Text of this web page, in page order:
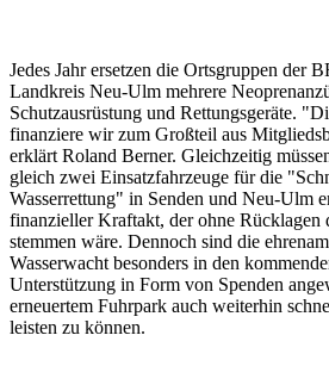
Jedes Jahr ersetzen die Ortsgruppen der
Landkreis Neu-Ulm mehrere
Schutzausrüstung und Rettungsgeräte.
finanziere wir zum Großteil aus
erklärt Roland Berner. Gleichzeitig
gleich zwei Einsatzfahrzeuge für die
Wasserrettung" in Senden und Neu-Ulm
finanzieller Kraftakt, der ohne Rücklagen
stemmen wäre. Dennoch sind die
Wasserwacht besonders in den
Unterstützung in Form von Spenden
erneuertem Fuhrpark auch weiterhin
leisten zu können.